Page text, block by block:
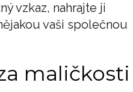
vzkaz, nahrajte ji
vaši společnou
maličkosti